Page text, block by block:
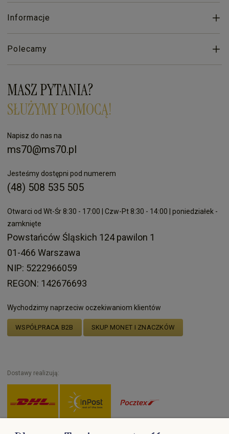
Informacje
Polecamy
MASZ PYTANIA?
SŁUŻYMY POMOCĄ!
Napisz do nas na
ms70@ms70.pl
Jesteśmy dostępni pod numerem
(48) 508 535 505
Otwarci od Wt-Śr 8:30 - 17:00 | Czw-Pt 8:30 - 14:00 | poniedziałek -
zamknięte
Powstańców Śląskich 124 pawilon 1
01-466 Warszawa
NIP: 5222966059
REGON: 142676693
Wychodzimy naprzeciw oczekiwaniom klientów
WSPÓŁPRACA B2B SKUP MONET I ZNACZKÓW
Dostawy realizują: